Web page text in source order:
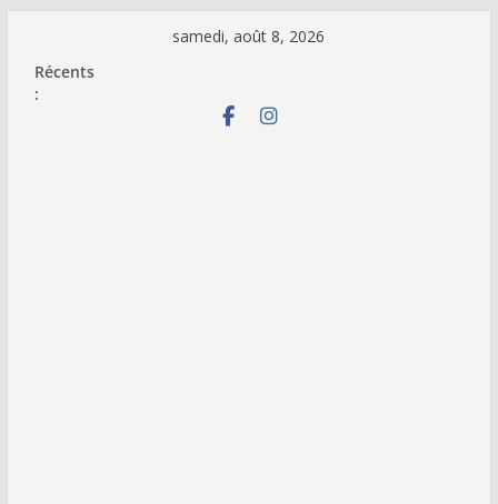
contenu
samedi, août 8, 2026
Récents
: